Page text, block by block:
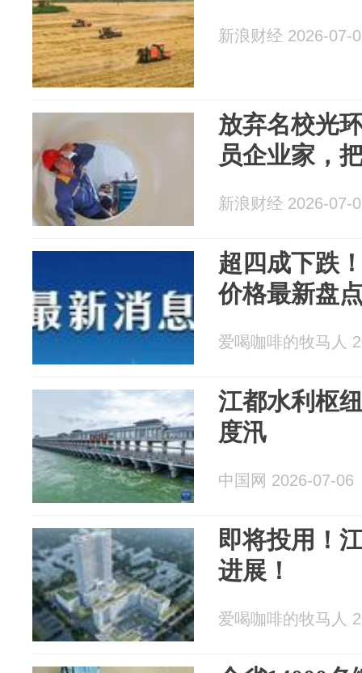
新浪财经 2026-07-
放弃名校光
员企业家，
新浪财经 2026-07-
超四成下跌
价格最新盘
爱喝咖啡的牧马人
江都水利枢
度汛
中国网 2026-07-06
即将投用！
进展！
爱喝咖啡的牧马人